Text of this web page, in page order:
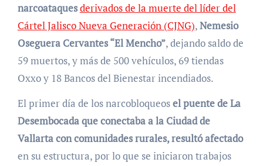
narcoataquesderivados de la muerte del líder del
Cártel Jalisco Nueva Generación (CJNG),Nemesio
Oseguera Cervantes “El Mencho”, dejando saldo de
59 muertos, y más de 500 vehículos, 69 tiendas
Oxxo y 18 Bancos del Bienestar incendiados.
El primer día de los narcobloqueosel puente de La
Desembocada que conectaba a la Ciudad de
Vallarta con comunidades rurales, resultó afectado
en su estructura, por lo que se iniciaron trabajos